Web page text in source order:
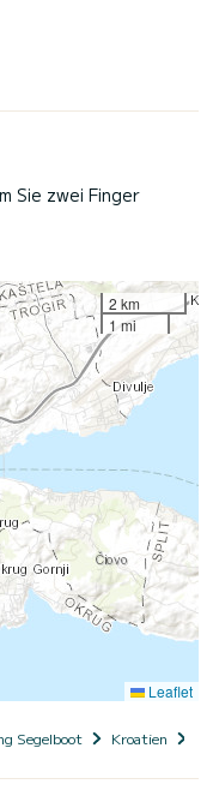
Sie zwei Finger
2 km
1 mi
Leaflet
Segelboot Kroatien